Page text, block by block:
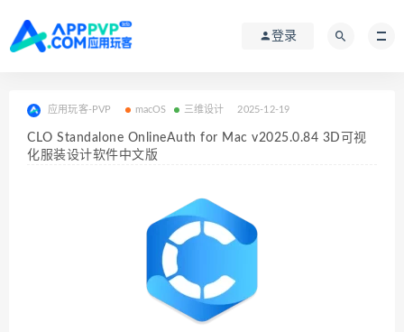
登录
应用玩客-PVP macOS 三维设计 2025-12-19
CLO Standalone OnlineAuth for Mac v2025.0.84 3D可视
化服装设计软件中文版